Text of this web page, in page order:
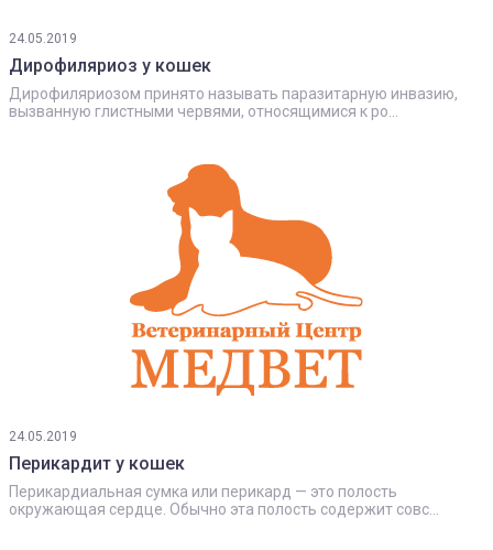
24.05.2019
Дирофиляриоз у кошек
Дирофиляриозом принято называть паразитарную инвазию,
вызванную глистными червями, относящимися к ро...
24.05.2019
Перикардит у кошек
Перикардиальная сумка или перикард — это полость
окружающая сердце. Обычно эта полость содержит совс...